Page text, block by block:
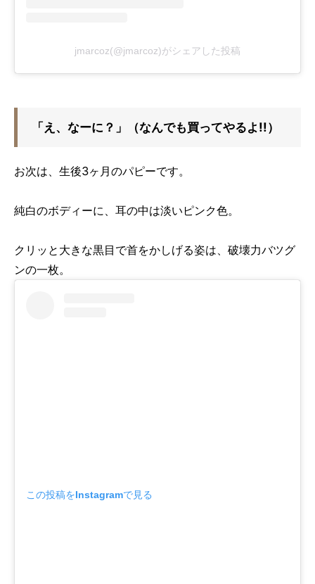
jmarcoz(@jmarcoz)がシェアした投稿
「え、なーに？」（なんでも買ってやるよ!!）
お次は、生後3ヶ月のパピーです。
純白のボディーに、耳の中は淡いピンク色。
クリッと大きな黒目で首をかしげる姿は、破壊力バツグ
ンの一枚。
この投稿をInstagramで見る